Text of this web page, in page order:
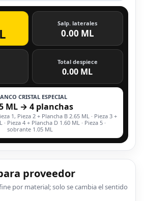
Salp. laterales
0.00 ML
Total despiece
0.00 ML
CRISTAL ESPECIAL
ML → 4 planchas
1, Pieza 2 + Plancha B 2.65 ML · Pieza 3 +
· Pieza 4 + Plancha D 1.60 ML · Pieza 5 ·
sobrante 1.05 ML
proveedor
por material; solo se cambia el sentido